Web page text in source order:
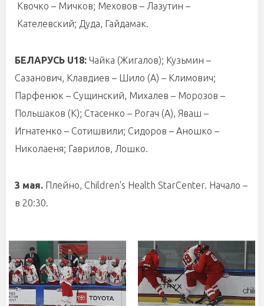
Квочко – Мичков; Меховов – Лазутин –
Кателевский; Дуда, Гайдамак.
БЕЛАРУСЬ U18: Чайка (Жигалов); Кузьмин –
Сазанович, Клавдиев – Шило (А) – Климович;
Парфенюк – Сущинский, Михалев – Морозов –
Польшаков (К); Стасенко – Рогач (А), Яваш –
Игнатенко – Сотишвили; Сидоров – Аношко –
Николаеня; Гаврилов, Лошко.
3 мая. Плейно, Children's Health StarCenter. Начало –
в 20:30.